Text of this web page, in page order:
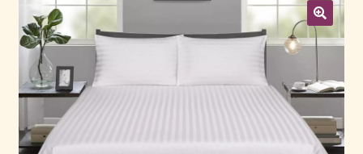
Βρεφικά Λευκά Είδη
Επικοινωνία
Επιστροφές Προϊόντων
Η εταιρία μας